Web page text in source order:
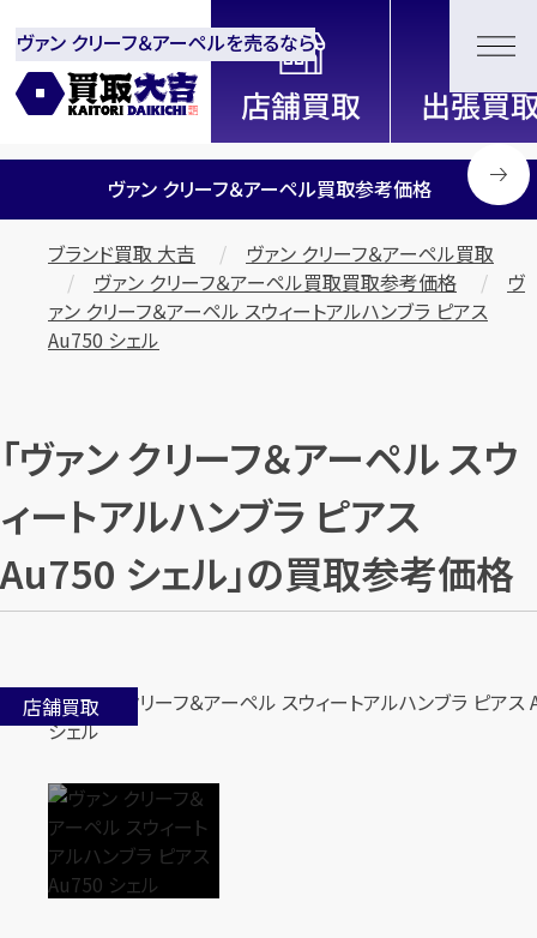
全国2200店舗以上展開中！信頼と実績の買取専門店「買取大
吉」
ヴァン クリーフ＆アーペルを売るなら
ヴァン クリーフ＆アーペル買取参考価格
ブランド買取 大吉
ヴァン クリーフ＆アーペル買取
ヴァン クリーフ＆アーペル買取買取参考価格
ヴ
ァン クリーフ＆アーペル スウィートアルハンブラ ピアス
Au750 シェル
「ヴァン クリーフ＆アーペル スウ
ィートアルハンブラ ピアス
Au750 シェル」の買取参考価格
店舗買取